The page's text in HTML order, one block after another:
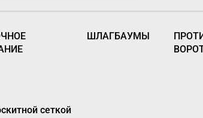
ШЛАГБАУМЫ
сеткой